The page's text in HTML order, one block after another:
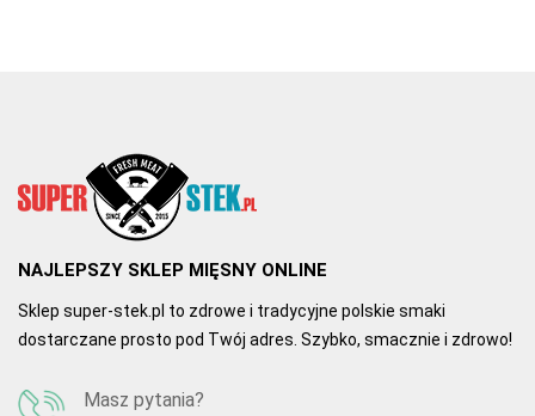
Po prostu doskonały
Stek dotarł idealnie zapakowany i świeży. Smakował wyśmienicie,
jak w najlepszej restauracji.
0
0
NAJLEPSZY SKLEP MIĘSNY ONLINE
Sklep super-stek.pl to zdrowe i tradycyjne polskie smaki
dostarczane prosto pod Twój adres. Szybko, smacznie i zdrowo!
Masz pytania?